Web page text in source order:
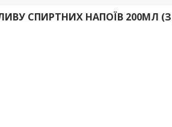
СПИРТНИХ НАПОЇВ 200МЛ